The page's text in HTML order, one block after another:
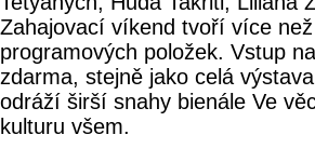
Zahajovací víkend tvoří více
programových položek. Vstup
zdarma, stejně jako celá
odráží širší snahy bienále Ve
kulturu všem.